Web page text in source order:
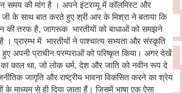
समय की मांग है । अपने इंटरव्यू में कॉलमिस्ट और
के साथ बात करते हुए श्री आर के मिश्रा ने बताया कि
की तरफ है, जागरूक भारतीयों को बाधाओं को समझने
प्रारम्भ में भारतीयों ने पाश्चात्य सभ्यता और संस्कृति
अपनी प्राचीन परम्पराओं को परिष्कृत किया। अगर देखें
काल था, जो लोक धर्म, देश और जाति को नवीन रूप दे
जागृति और राष्ट्रीय भावना विकसित करने का श्रेय
के माध्यम से ही दिया जाता हैं। जिसमें भाषा एक ऐसा